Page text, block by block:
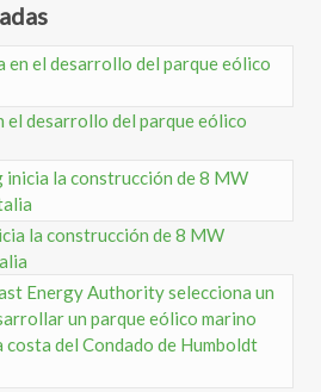
el desarrollo del parque eólico
la construcción de 8 MW